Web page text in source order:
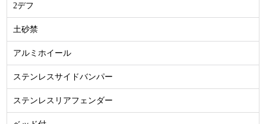
2デフ
土砂禁
アルミホイール
ステンレスサイドバンパー
ステンレスリアフェンダー